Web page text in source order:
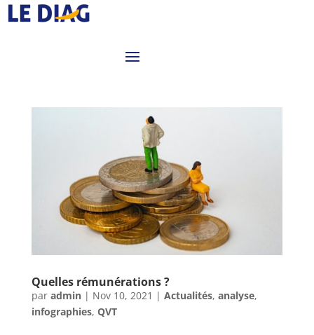
Quelles rémunérations ?
par admin| Nov 10, 2021 | Actualités, analyse,
infographies, QVT